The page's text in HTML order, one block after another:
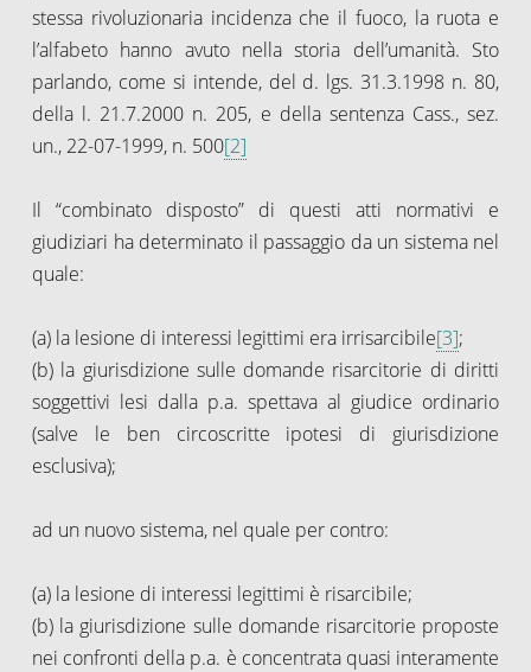
stessa rivoluzionaria incidenza che il fuoco, la ruota e
l’alfabeto hanno avuto nella storia dell’umanità. Sto
parlando, come si intende, del d. lgs. 31.3.1998 n. 80,
della l. 21.7.2000 n. 205, e della sentenza Cass., sez.
un., 22-07-1999, n. 500[2]
Il “combinato disposto” di questi atti normativi e
giudiziari ha determinato il passaggio da un sistema nel
quale:
(a) la lesione di interessi legittimi era irrisarcibile[3];
(b) la giurisdizione sulle domande risarcitorie di diritti
soggettivi lesi dalla p.a. spettava al giudice ordinario
(salve le ben circoscritte ipotesi di giurisdizione
esclusiva);
ad un nuovo sistema, nel quale per contro:
(a) la lesione di interessi legittimi è risarcibile;
(b) la giurisdizione sulle domande risarcitorie proposte
nei confronti della p.a. è concentrata quasi interamente